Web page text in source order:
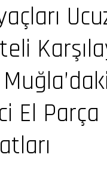
El Parça